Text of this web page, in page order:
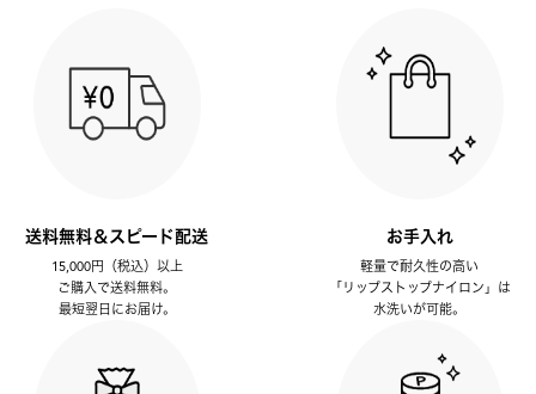
送料無料＆スピード配送
15,000円（税込）以上
ご購入で送料無料。
最短翌日にお届け。
お手入れ
軽量で耐久性の高い
「リップストップナイロン」は
水洗いが可能。